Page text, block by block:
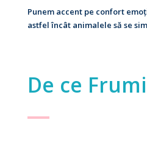
Punem accent pe confort
astfel încât animalele să se
De ce